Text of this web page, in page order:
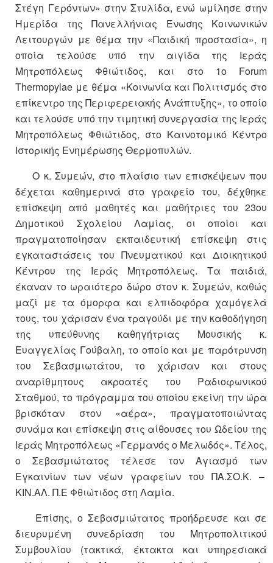
Στέγη Γερόντων» στην Στυλίδα, ενώ ωμίλησε στην
Ημερίδα της Πανελλήνιας Ένωσης Κοινωνικών
Λειτουργών με θέμα την «Παιδική προστασία», η
οποία τελούσε υπό την αιγίδα της Ιεράς
Μητροπόλεως Φθιώτιδος, και στο 1ο Forum
Thermopylae με θέμα «Κοινωνία και Πολιτισμός στο
επίκεντρο της Περιφερειακής Ανάπτυξης», το οποίο
και τελούσε υπό την τιμητική συνεργασία της Ιεράς
Μητροπόλεως Φθιώτιδος, στο Καινοτομικό Κέντρο
Ιστορικής Ενημέρωσης Θερμοπυλών.
Ο κ. Συμεών, στο πλαίσιο των επισκέψεων που
δέχεται καθημερινά στο γραφείο του, δέχθηκε
επίσκεψη από μαθητές και μαθήτριες του 23ου
Δημοτικού Σχολείου Λαμίας, οι οποίοι και
πραγματοποίησαν εκπαιδευτική επίσκεψη στις
εγκαταστάσεις του Πνευματικού και Διοικητικού
Κέντρου της Ιεράς Μητροπόλεως. Τα παιδιά,
έκαναν το ωραιότερο δώρο στον κ. Συμεών, καθώς
μαζί με τα όμορφα και ελπιδοφόρα χαμόγελά
τους, του χάρισαν ένα τραγούδι με την καθοδήγηση
της υπεύθυνης καθηγήτριας Μουσικής κ.
Ευαγγελίας Γούβαλη, το οποίο και με παρότρυνση
του Σεβασμιωτάτου, το χάρισαν και στους
αναρίθμητους ακροατές του Ραδιοφωνικού
Σταθμού, το πρόγραμμα του οποίου εκείνη την ώρα
βρισκόταν στον «αέρα», πραγματοποιώντας
συνάμα και επίσκεψη στις αίθουσες του Ωδείου της
Ιεράς Μητροπόλεως «Γερμανός ο Μελωδός». Τέλος,
ο Σεβασμιώτατος τέλεσε τον Αγιασμό των
Εγκαινίων των νέων γραφείων του ΠΑ.ΣΟ.Κ. –
ΚΙΝ.ΑΛ. Π.Ε Φθιώτιδος στη Λαμία.
Επίσης, ο Σεβασμιώτατος προήδρευσε και σε
διευρυμένη συνεδρίαση του Μητροπολιτικού
Συμβουλίου (τακτικά, έκτακτα και υπηρεσιακά